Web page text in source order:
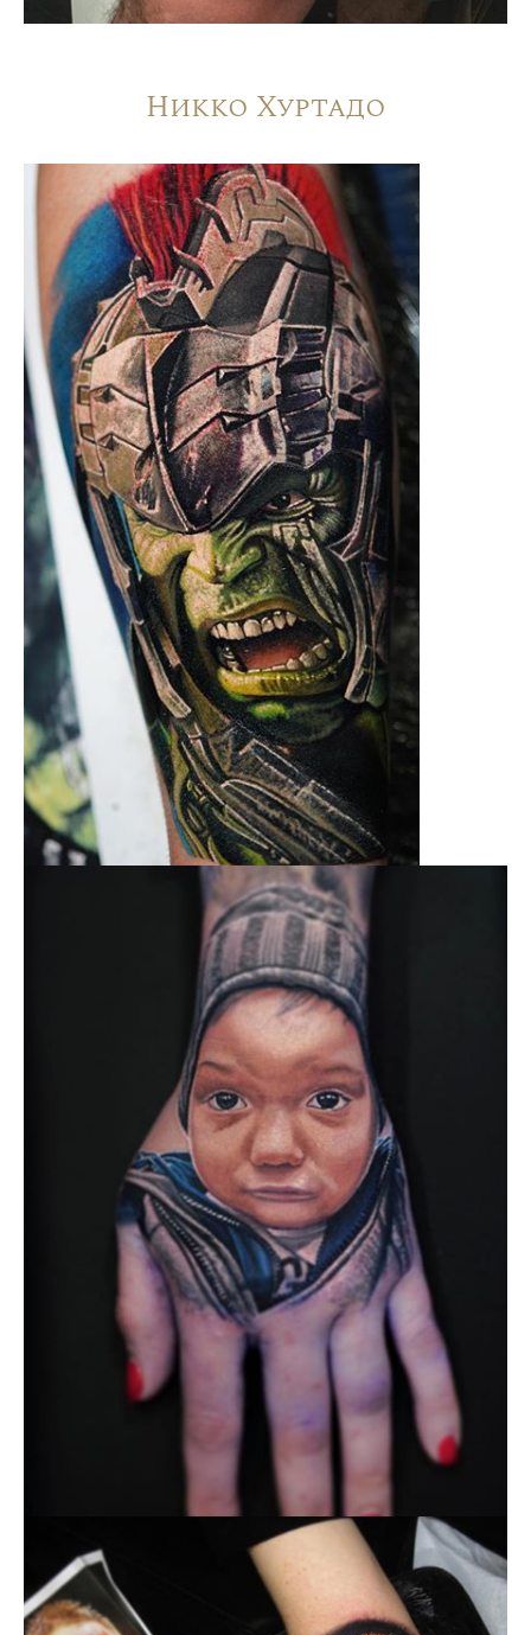
Никко Хуртадо